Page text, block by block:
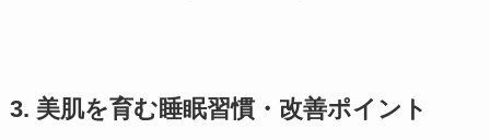
3. 美肌を育む睡眠習慣・改善ポイント